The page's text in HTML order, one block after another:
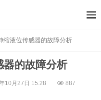
缩液位传感器的故障分析
器的故障分析
10月27日 15:28 887